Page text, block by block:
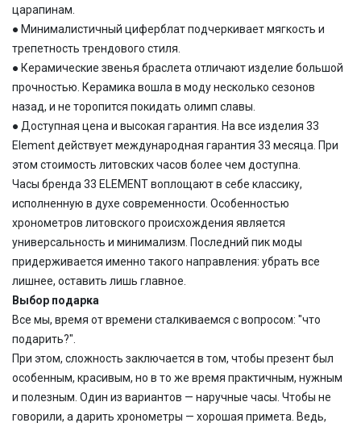
царапинам.
● Минималистичный циферблат подчеркивает мягкость и
трепетность трендового стиля.
● Керамические звенья браслета отличают изделие большой
прочностью. Керамика вошла в моду несколько сезонов
назад, и не торопится покидать олимп славы.
● Доступная цена и высокая гарантия. На все изделия 33
Element действует международная гарантия 33 месяца. При
этом стоимость литовских часов более чем доступна.
Часы бренда 33 ELEMENT воплощают в себе классику,
исполненную в духе современности. Особенностью
хронометров литовского происхождения является
универсальность и минимализм. Последний пик моды
придерживается именно такого направления: убрать все
лишнее, оставить лишь главное.
Выбор подарка
Все мы, время от времени сталкиваемся с вопросом: "что
подарить?".
При этом, сложность заключается в том, чтобы презент был
особенным, красивым, но в то же время практичным, нужным
и полезным. Один из вариантов — наручные часы. Чтобы не
говорили, а дарить хронометры — хорошая примета. Ведь,